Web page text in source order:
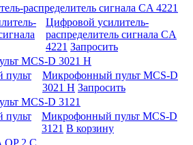
распределитель сигнала CA 4221
Цифровой усилитель-
распределитель сигнала CA
4221 Запросить
MCS-D 3021 H
Микрофонный пульт MCS-D
3021 H Запросить
MCS-D 3121
Микрофонный пульт MCS-D
3121 В корзину
OP 2 C